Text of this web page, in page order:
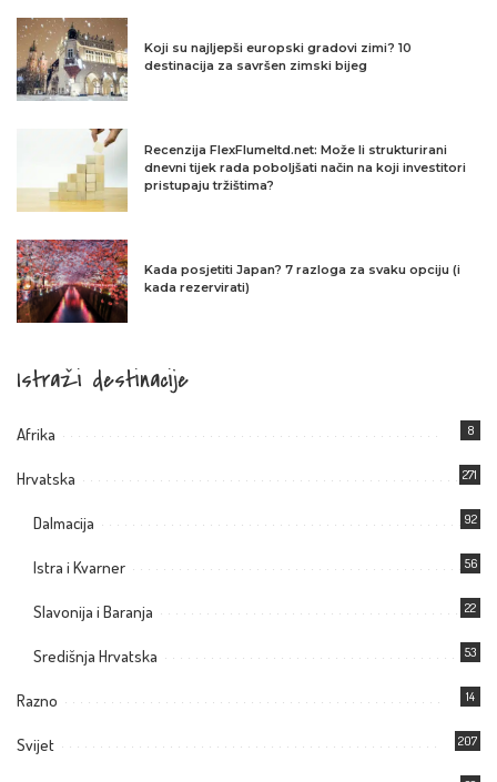
Koji su najljepši europski gradovi zimi? 10
destinacija za savršen zimski bijeg
Recenzija FlexFlumeltd.net: Može li strukturirani
dnevni tijek rada poboljšati način na koji investitori
pristupaju tržištima?
Kada posjetiti Japan? 7 razloga za svaku opciju (i
kada rezervirati)
Istraži destinacije
Afrika 8
Hrvatska 271
Dalmacija 92
Istra i Kvarner 56
Slavonija i Baranja 22
Središnja Hrvatska 53
Razno 14
Svijet 207